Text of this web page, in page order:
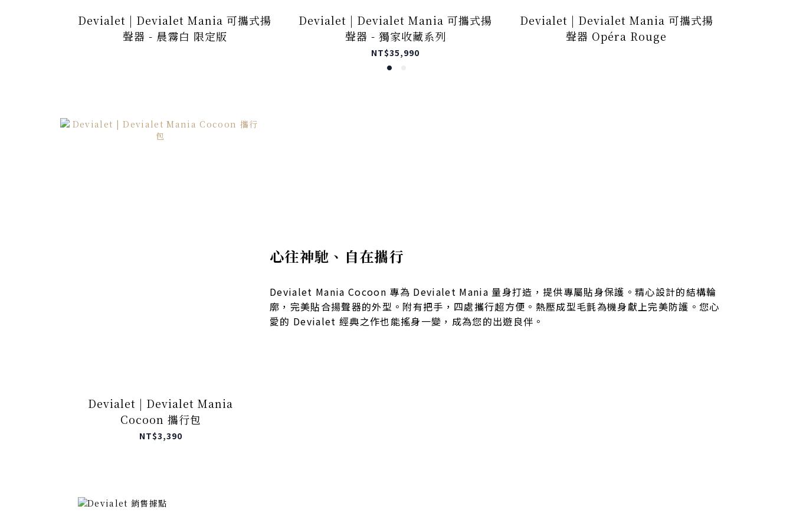
Devialet | Devialet Mania 可攜式揚
聲器 - 晨霧白 限定版
Devialet | Devialet Mania 可攜式揚
聲器 - 獨家收藏系列
NT$35,990
Devialet | Devialet Mania 可攜式揚
聲器 Opéra Rouge
Devialet | Devialet Mania
Cocoon 攜行包
NT$3,390
心往神馳、自在攜行
Devialet Mania Cocoon 專為 Devialet Mania 量身打造，提供專屬貼身保護。精心設計的結構輪
廓，完美貼合揚聲器的外型。附有把手，四處攜行超方便。熱壓成型毛氈為機身獻上完美防護。您心
愛的 Devialet 經典之作也能搖身一變，成為您的出遊良伴。